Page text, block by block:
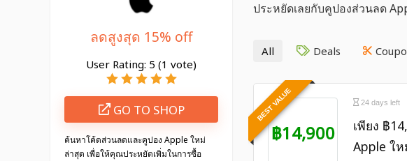
ประหยัดเลยกับคูปองส่วนลด
ลดสูงสุด 15% off
User Rating: 5 (1 vote)
GO TO SHOP
ค้นหาโค้ดส่วนลดและคูปอง Apple ใหม่
ล่าสุด เพื่อให้คุณประหยัดเพิ่มในการซื้อ
All Deals
BEST VALUE
฿14,900
24 days left
เพียง ฿
Apple ใ